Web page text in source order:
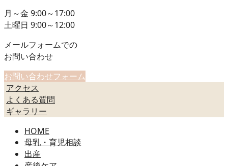
月～金 9:00～17:00
土曜日 9:00～12:00
メールフォームでの
お問い合わせ
お問い合わせフォーム
アクセス
よくある質問
ギャラリー
HOME
母乳・育児相談
出産